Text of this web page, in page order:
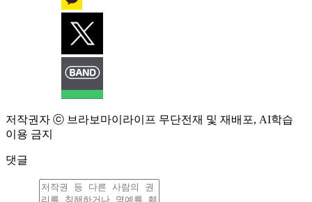
저작권자 ⓒ 브라보마이라이프 무단전재 및 재배포, AI학습
이용 금지
댓글